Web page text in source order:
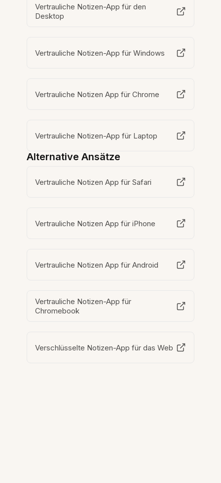
Vertrauliche Notizen-App für den
Desktop
Vertrauliche Notizen-App für Windows
Vertrauliche Notizen App für Chrome
Vertrauliche Notizen-App für Laptop
Alternative Ansätze
Vertrauliche Notizen App für Safari
Vertrauliche Notizen App für iPhone
Vertrauliche Notizen App für Android
Vertrauliche Notizen-App für
Chromebook
Verschlüsselte Notizen-App für das Web